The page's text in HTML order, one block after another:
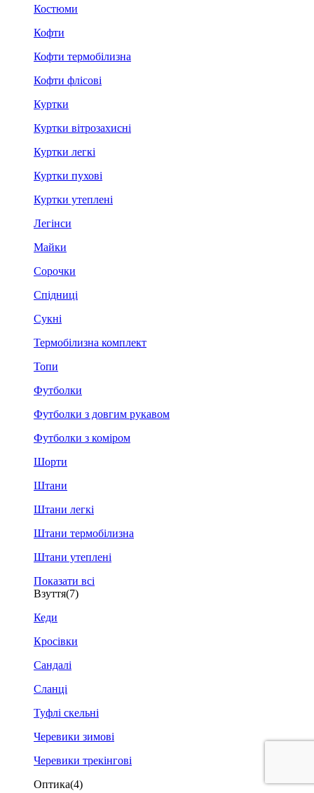
Костюми
Кофти
Кофти термобілизна
Кофти флісові
Куртки
Куртки вітрозахисні
Куртки легкі
Куртки пухові
Куртки утеплені
Легінси
Майки
Сорочки
Спідниці
Сукні
Термобілизна комплект
Топи
Футболки
Футболки з довгим рукавом
Футболки з коміром
Шорти
Штани
Штани легкі
Штани термобілизна
Штани утеплені
Показати всі
Взуття(7)
Кеди
Кросівки
Сандалі
Сланці
Туфлі скельні
Черевики зимові
Черевики трекінгові
Оптика(4)